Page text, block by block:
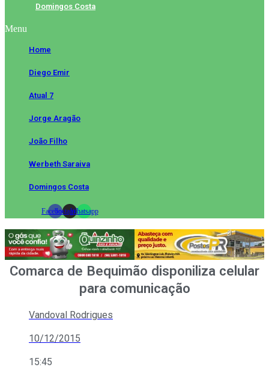
Domingos Costa
Menu
Home
Diego Emir
Atual 7
Jorge Aragão
João Filho
Werbeth Saraiva
Domingos Costa
FacebookInstagramWhatsapp
Comarca de Bequimão disponiliza celular
para comunicação
Vandoval Rodrigues
10/12/2015
15:45